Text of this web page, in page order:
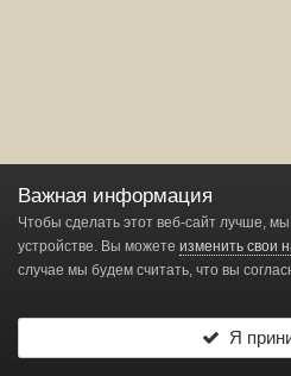
Важная информация
Чтобы сделать этот веб-сайт лучше,
устройстве. Вы можете изменить свои
случае мы будем считать, что вы
Я